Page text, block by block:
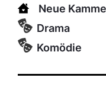
Neue
Drama
Komödie